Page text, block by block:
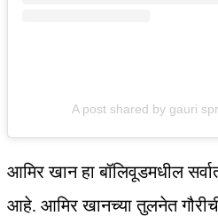
A post shared by gauri
आमिर खान हा बॉलिवूडमधील
आहे. आमिर खानच्या तुलनेत